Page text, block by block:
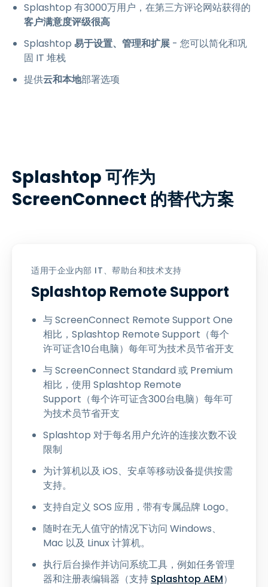
Splashtop 有3000万用户，在第三方评论网站获得的
客户满意度评级很高
Splashtop 易于设置、管理和扩展 - 您可以简化和巩
固 IT 堆栈
提供云和本地部署选项
Splashtop 可作为
ScreenConnect 的替代方案
适用于企业内部 IT、帮助台和技术支持
Splashtop Remote Support
与 ScreenConnect Remote Support One
相比，Splashtop Remote Support（每个
许可证含10台电脑）每年可为技术员节省开支
与 ScreenConnect Standard 或 Premium
相比，使用 Splashtop Remote
Support（每个许可证含300台电脑）每年可
为技术员节省开支
Splashtop 对于每名用户允许的连接次数不设
限制
为计算机以及 iOS、安卓等移动设备提供按需
支持。
支持自定义 SOS 应用，带有专属品牌 Logo。
随时在无人值守的情况下访问 Windows、
Mac 以及 Linux 计算机。
执行后台操作并访问系统工具，例如任务管理
器和注册表编辑器（支持 Splashtop AEM）